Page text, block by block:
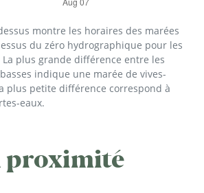
montre les horaires des marées
du zéro hydrographique pour les
plus grande différence entre les
indique une marée de vives-
plus petite différence correspond à
eaux.
proximité